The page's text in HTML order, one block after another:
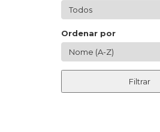
Ordenar por
Filtrar